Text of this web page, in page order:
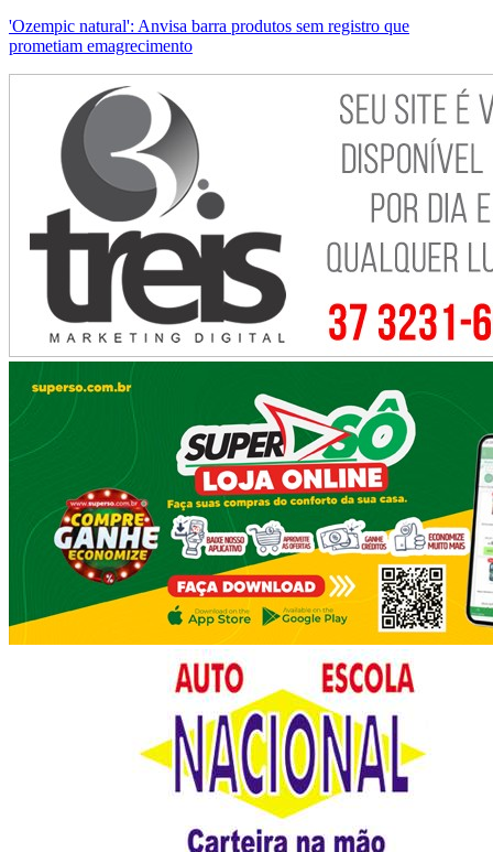
'Ozempic natural': Anvisa barra produtos sem registro que
prometiam emagrecimento